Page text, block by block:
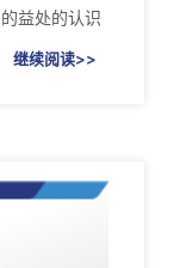
益处的认识
继续阅读>>